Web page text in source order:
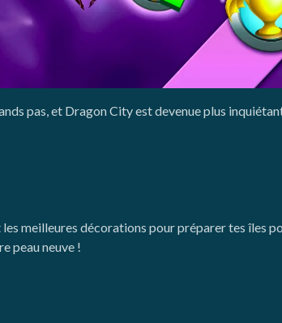
pas, et Dragon City est devenue plus
meilleures décorations pour préparer tes îles
peau neuve !